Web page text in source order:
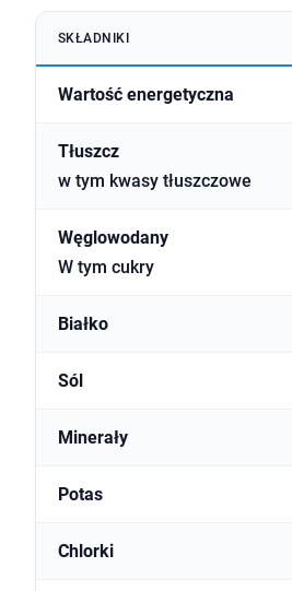
SKŁADNIKI
Wartość energetyczna
Tłuszcz
w tym kwasy tłuszczowe
Węglowodany
W tym cukry
Białko
Sól
Minerały
Potas
Chlorki